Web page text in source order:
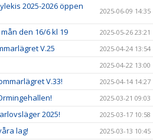
2025-2026 öppen
2025-06-09 14:35
den 16/6 kl 19 2025-05-26 23:21
V.25 2025-04-24 13:54
2025-04-22 13:00
V.33! 2025-04-14 14:27
2025-03-21 09:03
2025! 2025-03-17 10:58
lag! 2025-03-13 10:45